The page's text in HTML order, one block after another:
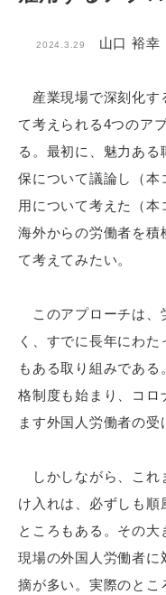
2024.3.29 山口 裕幸
産業現場で深刻化す
て考えられる4つのア
る。最初に、魅力あ
保について議論し（本
用について考えた（本
海外からの労働者を積
て考えてみたい。
このアプローチは、
く、すでに長年にわ
もある取り組みであ
格制度も始まり、コロ
ます外国人労働者の受
しかしながら、これ
け入れは、必ずしも順
ところもある。その
現場の外国人労働者に
摘が多い。実際のとこ